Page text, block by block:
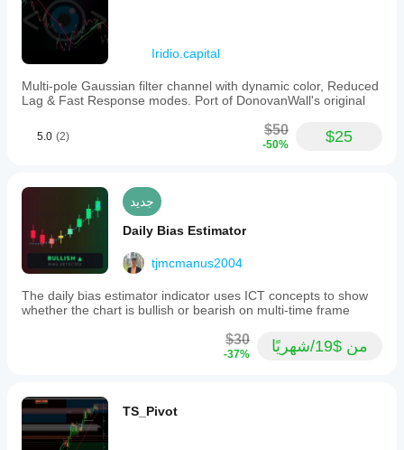
Iridio.capital
Multi-pole Gaussian filter channel with dynamic color, Reduced
Lag & Fast Response modes. Port of DonovanWall's original
5.0 (2) $50
-50% $25
جديد
Daily Bias Estimator
tjmcmanus2004
The daily bias estimator indicator uses ICT concepts to show
whether the chart is bullish or bearish on multi-time frame
$30
-37% من $19/شهريًا
TS_Pivot